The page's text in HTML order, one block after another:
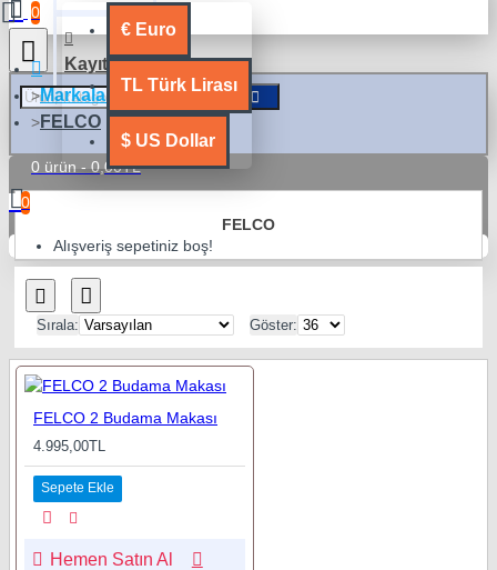
Kayıt Ol
€ Euro
TL Türk Lirası
$ US Dollar
0
0 ürün - 0,00TL
0
Alışveriş sepetiniz boş!
Markalar
FELCO
FELCO
Sırala: Göster:
FELCO 2 Budama Makası
4.995,00TL
Sepete Ekle
Hemen Satın Al